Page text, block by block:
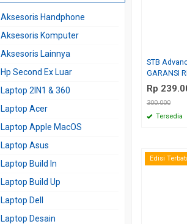
STB
GARANSI
Rp
300.000
Tersedia
Edisi
Aksesoris Handphone
Aksesoris Komputer
Aksesoris Lainnya
Hp Second Ex Luar
Laptop 2IN1 & 360
Laptop Acer
Laptop Apple MacOS
Laptop Asus
Laptop Build In
Laptop Build Up
Laptop Dell
Laptop Desain